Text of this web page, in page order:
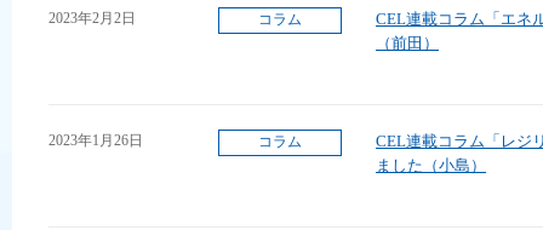
2023年2月2日 コラム
CEL連載コラム「エネ
（前田）
2023年1月26日 コラム
CEL連載コラム「レジ
ました（小島）